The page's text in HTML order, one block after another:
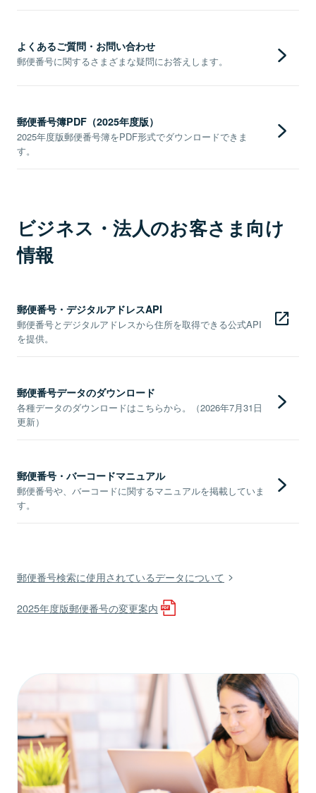
よくあるご質問・お問い合わせ
郵便番号に関するさまざまな疑問にお答えします。
郵便番号簿PDF（2025年度版）
2025年度版郵便番号簿をPDF形式でダウンロードできま
す。
ビジネス・法人のお客さま向け
情報
郵便番号・デジタルアドレスAPI
郵便番号とデジタルアドレスから住所を取得できる公式API
を提供。
郵便番号データのダウンロード
各種データのダウンロードはこちらから。（2026年7月31日
更新）
郵便番号・バーコードマニュアル
郵便番号や、バーコードに関するマニュアルを掲載していま
す。
郵便番号検索に使用されているデータについて
2025年度版郵便番号の変更案内